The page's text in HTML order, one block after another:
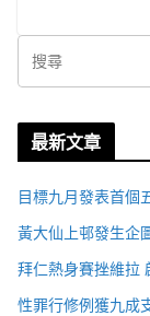
最新文章
目標九月發表首個
黃大仙上邨發生企
拜仁熱身賽挫維拉
性罪行修例獲九成